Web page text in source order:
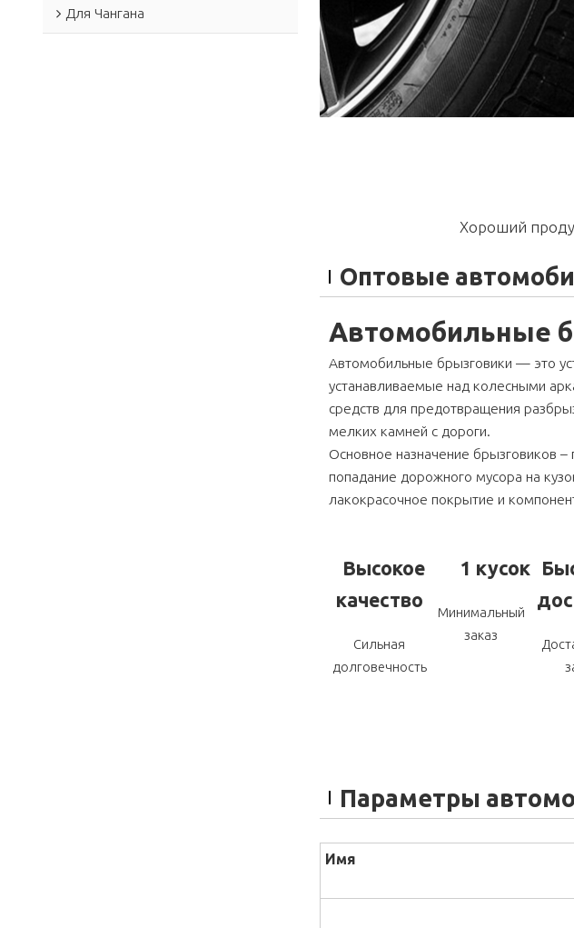
Для Чангана
Хороший
Оптовые
Автомобильные
Автомобильные брызговики — это
устанавливаемые над колесными
средств для предотвращения
мелких камней с дороги.
Основное назначение брызговиков –
попадание дорожного мусора на
лакокрасочное покрытие и
Высокое
качество
Сильная
долговечность
1 кусок
Минимальный
заказ
Параметры
Имя